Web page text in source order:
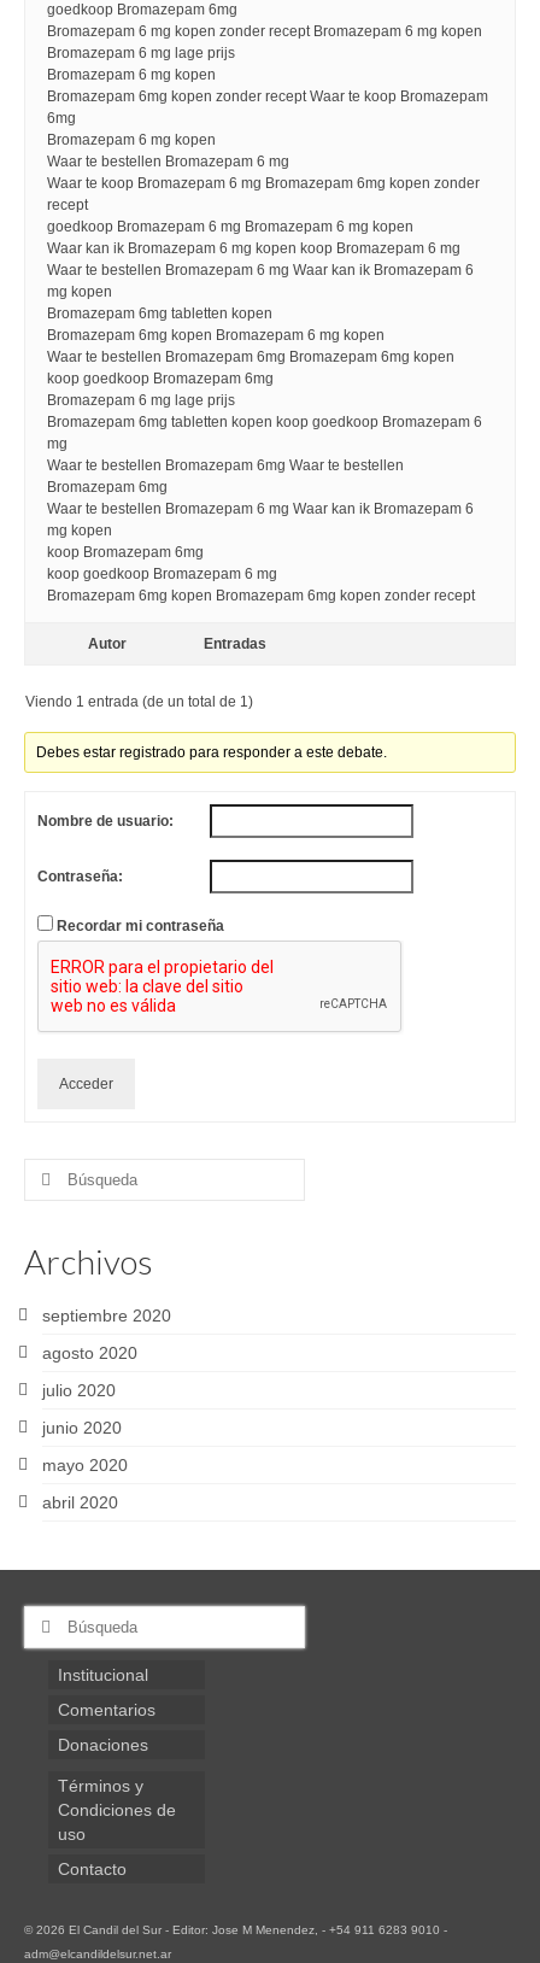
goedkoop Bromazepam 6mg
Bromazepam 6 mg kopen zonder recept Bromazepam 6 mg kopen
Bromazepam 6 mg lage prijs
Bromazepam 6 mg kopen
Bromazepam 6mg kopen zonder recept Waar te koop Bromazepam
6mg
Bromazepam 6 mg kopen
Waar te bestellen Bromazepam 6 mg
Waar te koop Bromazepam 6 mg Bromazepam 6mg kopen zonder
recept
goedkoop Bromazepam 6 mg Bromazepam 6 mg kopen
Waar kan ik Bromazepam 6 mg kopen koop Bromazepam 6 mg
Waar te bestellen Bromazepam 6 mg Waar kan ik Bromazepam 6
mg kopen
Bromazepam 6mg tabletten kopen
Bromazepam 6mg kopen Bromazepam 6 mg kopen
Waar te bestellen Bromazepam 6mg Bromazepam 6mg kopen
koop goedkoop Bromazepam 6mg
Bromazepam 6 mg lage prijs
Bromazepam 6mg tabletten kopen koop goedkoop Bromazepam 6
mg
Waar te bestellen Bromazepam 6mg Waar te bestellen
Bromazepam 6mg
Waar te bestellen Bromazepam 6 mg Waar kan ik Bromazepam 6
mg kopen
koop Bromazepam 6mg
koop goedkoop Bromazepam 6 mg
Bromazepam 6mg kopen Bromazepam 6mg kopen zonder recept
Autor Entradas
Viendo 1 entrada (de un total de 1)
Debes estar registrado para responder a este debate.
Nombre de usuario:
Contraseña:
Recordar mi contraseña
Acceder
Buscar
Archivos
septiembre 2020
agosto 2020
julio 2020
junio 2020
mayo 2020
abril 2020
Buscar
Institucional
Comentarios
Donaciones
Términos y
Condiciones de
uso
Contacto
© 2026 El Candil del Sur - Editor: Jose M Menendez, - +54 911 6283 9010 -
adm@elcandildelsur.net.ar